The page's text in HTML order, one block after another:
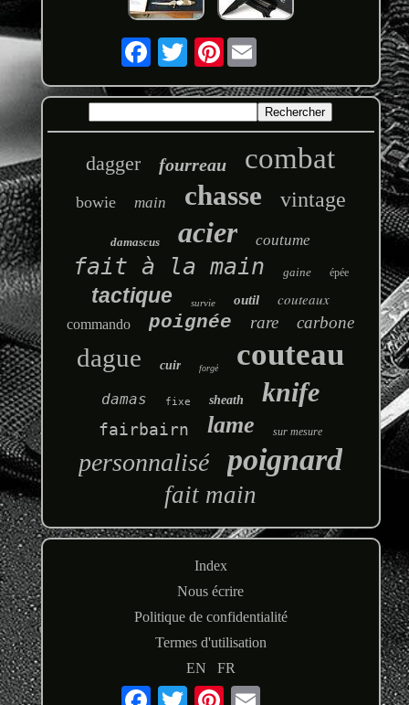
Pinterest
dagger fourreau combat
bowie main chasse vintage
damascus acier coutume
fait à la main gaine épée
tactique survie outil couteaux
commando poignée rare carbone
dague cuir forgé couteau
damas fixe sheath knife
fairbairn lame sur mesure
personnalisé poignard
fait main
Index
Nous écrire
Politique de confidentialité
Termes d'utilisation
EN
FR